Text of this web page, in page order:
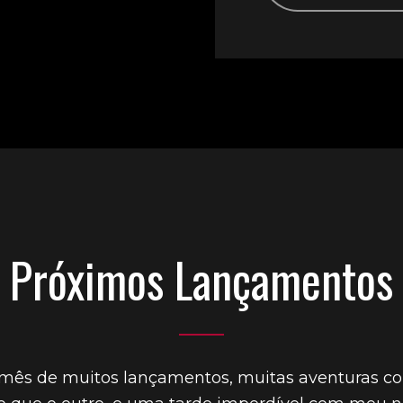
Próximos Lançamentos
de muitos lançamentos, muitas aventuras